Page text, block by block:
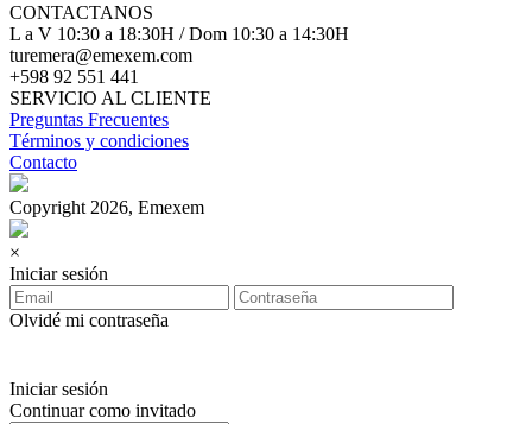
CONTACTANOS
L a V 10:30 a 18:30H / Dom 10:30 a 14:30H
turemera@emexem.com
+598 92 551 441
SERVICIO AL CLIENTE
Preguntas Frecuentes
Términos y condiciones
Contacto
Copyright 2026, Emexem
×
Iniciar sesión
Olvidé mi contraseña
Iniciar sesión
Continuar como invitado